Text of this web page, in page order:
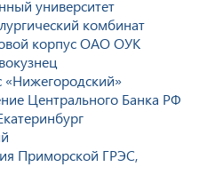
университет
комбинат
корпус ОАО ОУК
«Нижегородский»
Центрального Банка РФ
Приморской ГРЭС,